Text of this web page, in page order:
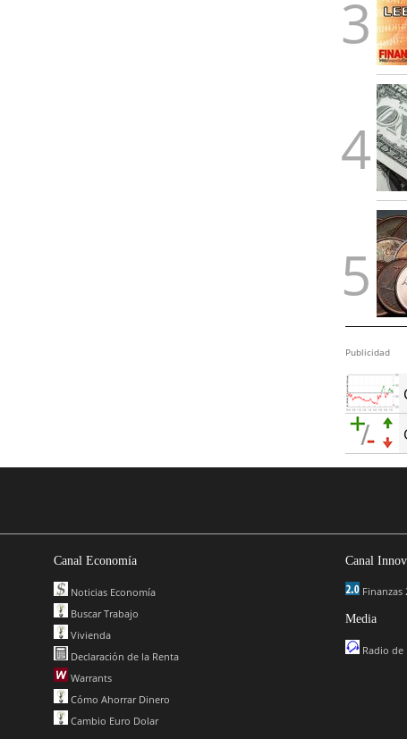
Publicidad
Canal Economía
Noticias Economía
Buscar Trabajo
Vivienda
Declaración de la Renta
Warrants
Cómo Ahorrar Dinero
Cambio Euro Dolar
Canal
Finanzas
Media
Radio de